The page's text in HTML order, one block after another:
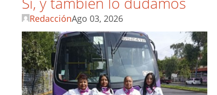
RedacciónAgo 03, 2026